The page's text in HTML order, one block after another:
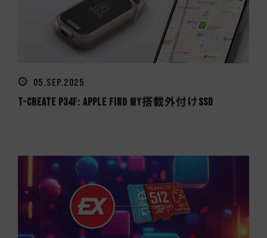
05.SEP.2025
T-CREATE P34F: Apple Find My搭載外付けSSD